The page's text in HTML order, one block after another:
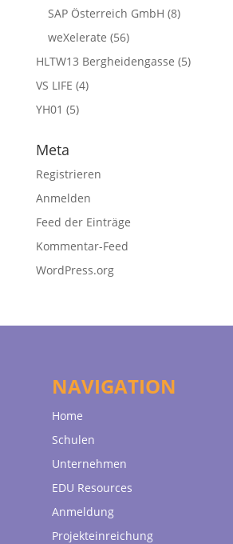
SAP Österreich GmbH (8)
weXelerate (56)
HLTW13 Bergheidengasse (5)
VS LIFE (4)
YH01 (5)
Meta
Registrieren
Anmelden
Feed der Einträge
Kommentar-Feed
WordPress.org
NAVIGATION
Home
Schulen
Unternehmen
EDU Resources
Anmeldung
Projekteinreichung